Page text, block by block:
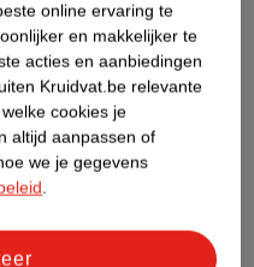
(nog) geen Nature
online ervaring te
en makkelijker te
acties en aanbiedingen
Kruidvat.be relevante
cookies je
altijd aanpassen of
we je gegevens
.